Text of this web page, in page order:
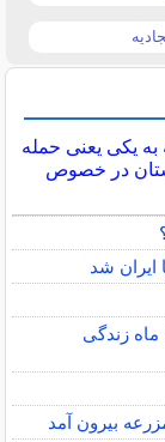
به یکی یعنی حمله
در خصوص
ایران شد
دستگیری قاتل قهرمان کراسفیت کشور بعد از ۱۱ ماه زندگی